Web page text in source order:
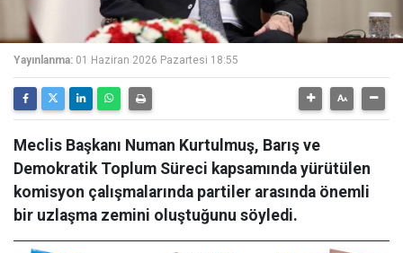
Yayınlanma: 01 Haziran 2026 Pazartesi 18:55
Meclis Başkanı Numan Kurtulmuş, Barış ve
Demokratik Toplum Süreci kapsamında yürütülen
komisyon çalışmalarında partiler arasında önemli
bir uzlaşma zemini oluştuğunu söyledi.